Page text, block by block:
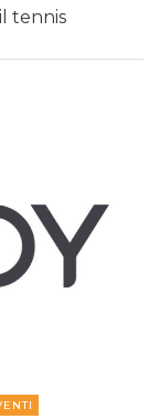
tennis